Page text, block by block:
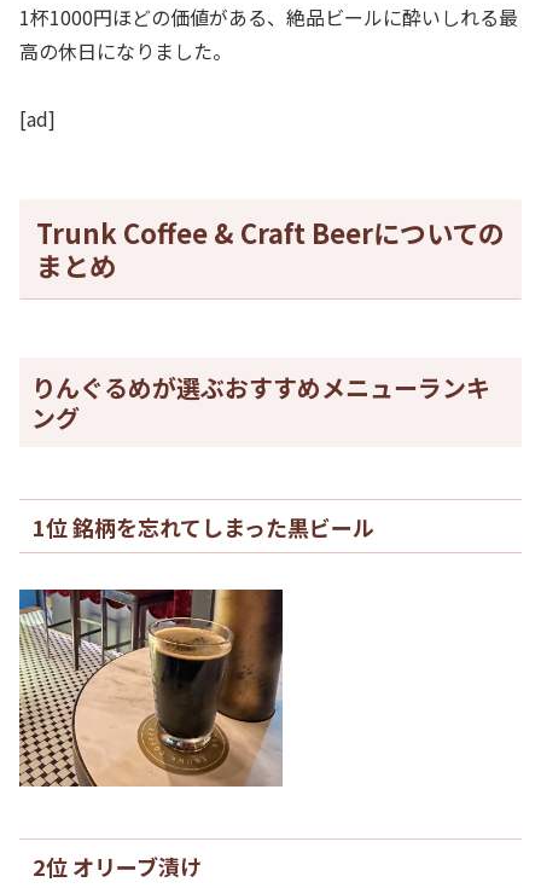
1杯1000円ほどの価値がある、絶品ビールに酔いしれる最
高の休日になりました。
[ad]
Trunk Coffee & Craft Beerについての
まとめ
りんぐるめが選ぶおすすめメニューランキ
ング
1位 銘柄を忘れてしまった黒ビール
2位 オリーブ漬け